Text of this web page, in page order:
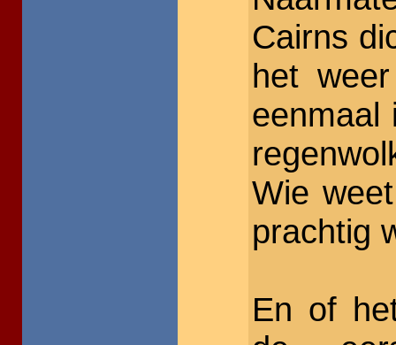
Cairns
het
eenmaal
Wie
prachtig
En of